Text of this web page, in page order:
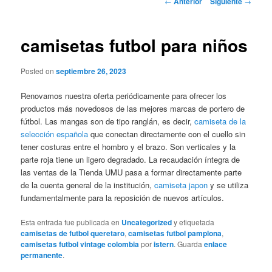
camisetas futbol para niños
Posted onseptiembre 26, 2023
Renovamos nuestra oferta periódicamente para ofrecer los
productos más novedosos de las mejores marcas de portero de
fútbol. Las mangas son de tipo ranglán, es decir,camiseta de la
selección española que conectan directamente con el cuello sin
tener costuras entre el hombro y el brazo. Son verticales y la
parte roja tiene un ligero degradado. La recaudación íntegra de
las ventas de la Tienda UMU pasa a formar directamente parte
de la cuenta general de la institución,camiseta japon y se utiliza
fundamentalmente para la reposición de nuevos artículos.
Esta entrada fue publicada en Uncategorizedy etiquetada
camisetas de futbol queretaro,camisetas futbol pamplona,
camisetas futbol vintage colombiaporistern. Guardaenlace
permanente.